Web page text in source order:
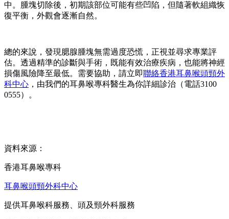
中。腫塊切除後，初期該部位可能有些凹陷，但隨著軟組織恢
復平衡，外觀會逐漸自然。
總的來說，發現腮腺腫塊無需過度恐慌，正視並尋求專業評
估。透過精準的診斷與手術，既能有效治療疾病，也能將神經
損傷風險降至最低。需要協助，請立即聯絡香港耳鼻喉頭頸外
科中心 ，由我們的耳鼻喉專科醫生為你詳細診治（電話3100
0555）。
資料來源：
香港耳鼻喉專科
耳鼻喉頭頸外科中心
提供耳鼻喉科服務、頭及頸外科服務